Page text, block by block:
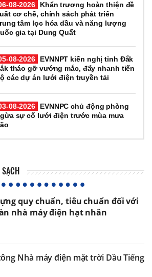
08-2026
Khẩn trương hoàn thiện đề
cơ chế, chính sách phát triển
tâm lọc hóa dầu và năng lượng
gia tại Dung Quất
08-2026
EVNNPT kiến nghị tỉnh Đắk
tháo gỡ vướng mắc, đẩy nhanh tiến
các dự án lưới điện truyền tải
08-2026
EVNNPC chủ động phòng
sự cố lưới điện trước mùa mưa
quy chuẩn, tiêu chuẩn đối với
nhà máy điện hạt nhân
Nhà máy điện mặt trời Dầu Tiếng